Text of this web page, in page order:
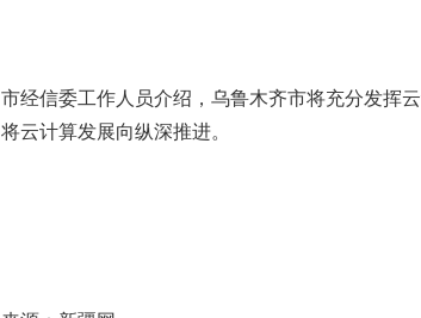
市经信委工作人员介绍，乌鲁木齐市将充分发挥
将云计算发展向纵深推进。